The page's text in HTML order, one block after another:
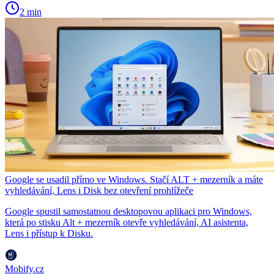
2 min
Google se usadil přímo ve Windows. Stačí ALT + mezerník a máte
vyhledávání, Lens i Disk bez otevření prohlížeče
Google spustil samostatnou desktopovou aplikaci pro Windows,
která po stisku Alt + mezerník otevře vyhledávání, AI asistenta,
Lens i přístup k Disku.
Mobify.cz